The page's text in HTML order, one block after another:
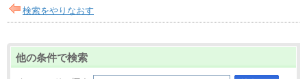
月給制
226,600円～390,100円（勤務地域等により異なりま
ます。
・試用期間中も同額支給します。
検索をやりなおす
他の条件で検索